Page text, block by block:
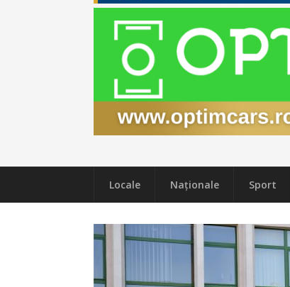
Locale Naţionale Sport